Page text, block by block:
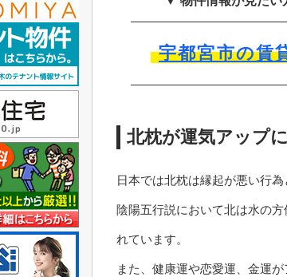
宇都宮市の賃
北枕が運気アップ
日本では北枕は縁起が悪い行
陰陽五行説において北は水の
れています。
また、健康運や恋愛運、金運